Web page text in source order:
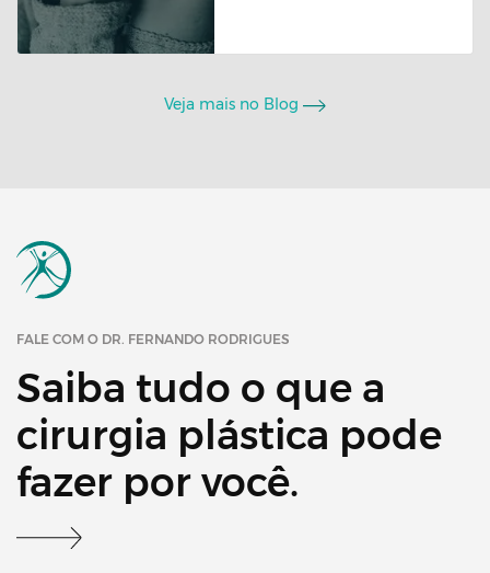
Veja mais no Blog
FALE COM O DR. FERNANDO RODRIGUES
Saiba tudo o que a
cirurgia plástica pode
fazer por você.